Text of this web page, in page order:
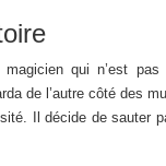
qui n’est
de l’autre côté des
Il décide de sauter